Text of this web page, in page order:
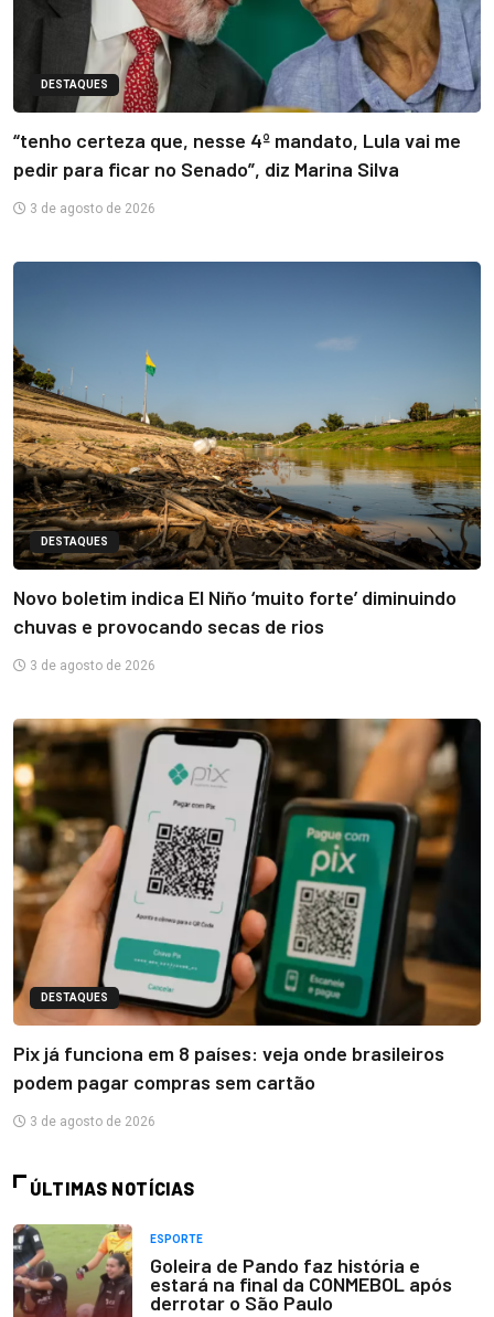
DESTAQUES
“tenho certeza que, nesse 4º mandato, Lula vai me
pedir para ficar no Senado”, diz Marina Silva
3 de agosto de 2026
DESTAQUES
Novo boletim indica El Niño ‘muito forte’ diminuindo
chuvas e provocando secas de rios
3 de agosto de 2026
DESTAQUES
Pix já funciona em 8 países: veja onde brasileiros
podem pagar compras sem cartão
3 de agosto de 2026
ÚLTIMAS NOTÍCIAS
ESPORTE
Goleira de Pando faz história e
estará na final da CONMEBOL após
derrotar o São Paulo